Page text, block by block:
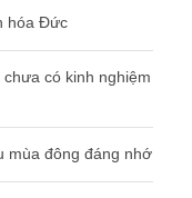
hóa Đức
có kinh nghiệm
mùa đông đáng nhớ